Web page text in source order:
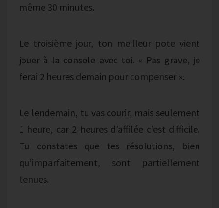
même 30 minutes.
Le troisième jour, ton meilleur pote vient
jouer à la console avec toi. « Pas grave, je
ferai 2 heures demain pour compenser ».
Le lendemain, tu vas courir, mais seulement
1 heure, car 2 heures d’affilée c’est difficile.
Tu constates que tes résolutions, bien
qu’imparfaitement, sont partiellement
tenues.